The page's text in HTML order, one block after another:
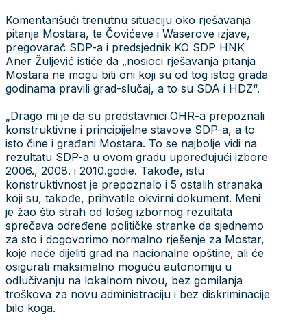
Komentarišući trenutnu situaciju oko rješavanja
pitanja Mostara, te Čovićeve i Waserove izjave,
pregovarač SDP-a i predsjednik KO SDP HNK
Aner Žuljević ističe da „nosioci rješavanja pitanja
Mostara ne mogu biti oni koji su od tog istog grada
godinama pravili grad-slučaj, a to su SDA i HDZ“.
„Drago mi je da su predstavnici OHR-a prepoznali
konstruktivne i principijelne stavove SDP-a, a to
isto čine i građani Mostara. To se najbolje vidi na
rezultatu SDP-a u ovom gradu upoređujući izbore
2006., 2008. i 2010.godie. Takođe, istu
konstruktivnost je prepoznalo i 5 ostalih stranaka
koji su, takođe, prihvatile okvirni dokument. Meni
je žao što strah od lošeg izbornog rezultata
sprečava određene političke stranke da sjednemo
za sto i dogovorimo normalno rješenje za Mostar,
koje neće dijeliti grad na nacionalne opštine, ali će
osigurati maksimalno moguću autonomiju u
odlučivanju na lokalnom nivou, bez gomilanja
troškova za novu administraciju i bez diskriminacije
bilo koga.